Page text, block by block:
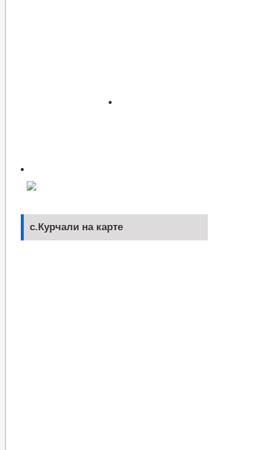
с.Курчали на карте